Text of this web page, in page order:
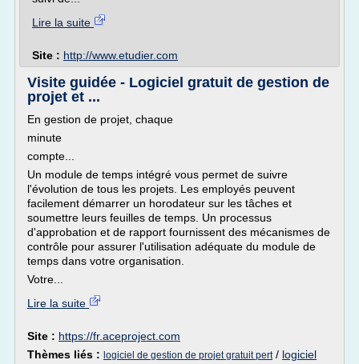
Lire la suite
Site : http://www.etudier.com
Visite guidée - Logiciel gratuit de gestion de
projet et ...
En gestion de projet, chaque
minute
compte...
Un module de temps intégré vous permet de suivre
l'évolution de tous les projets. Les employés peuvent
facilement démarrer un horodateur sur les tâches et
soumettre leurs feuilles de temps. Un processus
d'approbation et de rapport fournissent des mécanismes de
contrôle pour assurer l'utilisation adéquate du module de
temps dans votre organisation.
Votre...
Lire la suite
Site : https://fr.aceproject.com
Thèmes liés : logiciel de gestion de projet gratuit pert/ logiciel